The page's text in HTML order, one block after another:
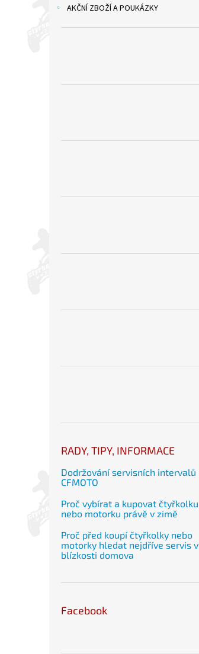
AKČNÍ ZBOŽÍ A POUKÁZKY
RADY, TIPY, INFORMACE
Dodržování servisních intervalů
CFMOTO
Proč vybírat a kupovat čtyřkolku
nebo motorku právě v zimě
Proč před koupí čtyřkolky nebo
motorky hledat nejdříve servis v
blízkosti domova
Facebook